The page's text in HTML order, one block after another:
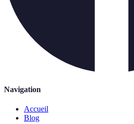
Navigation
Accueil
Blog